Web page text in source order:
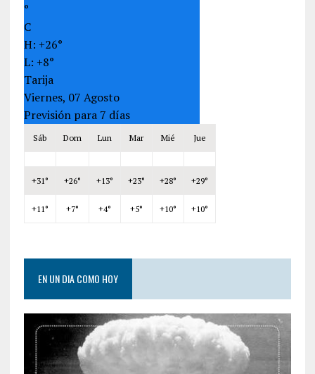
°
C
H: +26°
L: +8°
Tarija
Viernes, 07 Agosto
Previsión para 7 días
Sáb Dom Lun Mar Mié Jue
+31° +26° +13° +23° +28° +29°
+11° +7° +4° +5° +10° +10°
EN UN DIA COMO HOY